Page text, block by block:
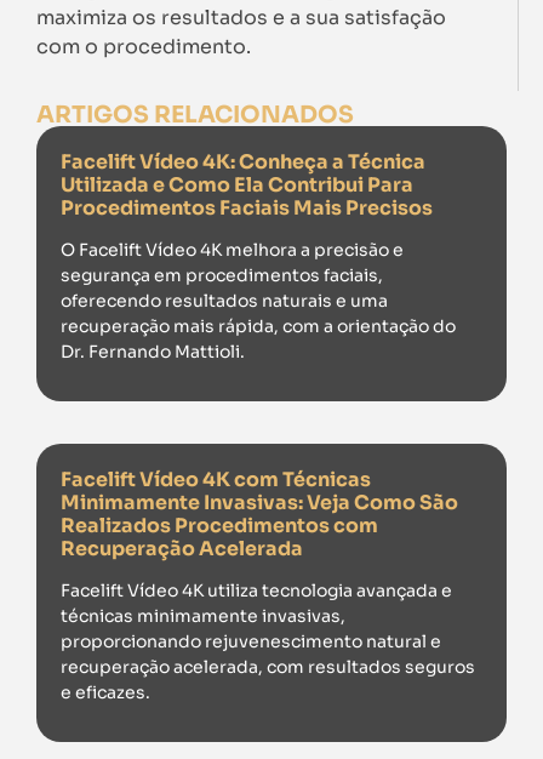
maximiza os resultados e a sua satisfação
com o procedimento.
ARTIGOS RELACIONADOS
Facelift Vídeo 4K: Conheça a Técnica
Utilizada e Como Ela Contribui Para
Procedimentos Faciais Mais Precisos
O Facelift Vídeo 4K melhora a precisão e
segurança em procedimentos faciais,
oferecendo resultados naturais e uma
recuperação mais rápida, com a orientação do
Dr. Fernando Mattioli.
Facelift Vídeo 4K com Técnicas
Minimamente Invasivas: Veja Como São
Realizados Procedimentos com
Recuperação Acelerada
Facelift Vídeo 4K utiliza tecnologia avançada e
técnicas minimamente invasivas,
proporcionando rejuvenescimento natural e
recuperação acelerada, com resultados seguros
e eficazes.